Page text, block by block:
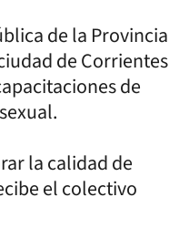
de la Provincia
de Corrientes
de
la calidad de
el colectivo